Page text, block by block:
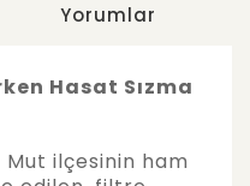
Yorumlar
Hasat Sızma
ilçesinin ham